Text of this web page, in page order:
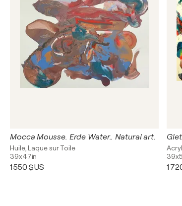
Mocca Mousse. Erde Water.. Natural art.
Huile, Laque sur Toile
39x47in
1 550 $US 1